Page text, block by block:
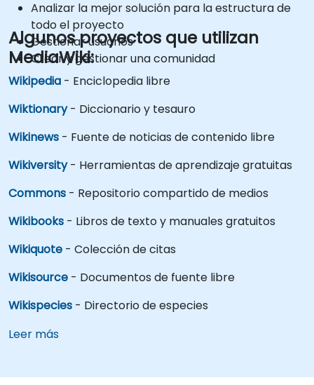
Analizar la mejor solución para la estructura de
todo el proyecto
Gestionar usuarios
Crear y gestionar una comunidad
Algunos proyectos que utilizan
MediaWiki:
Wikipedia - Enciclopedia libre
Wiktionary- Diccionario y tesauro
Wikinews - Fuente de noticias de contenido libre
Wikiversity- Herramientas de aprendizaje gratuitas
Commons - Repositorio compartido de medios
Wikibooks - Libros de texto y manuales gratuitos
Wikiquote - Colección de citas
Wikisource - Documentos de fuente libre
Wikispecies - Directorio de especies
Leer más